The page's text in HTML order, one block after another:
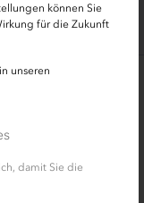
können Sie
für die Zukunft
unseren
damit Sie die